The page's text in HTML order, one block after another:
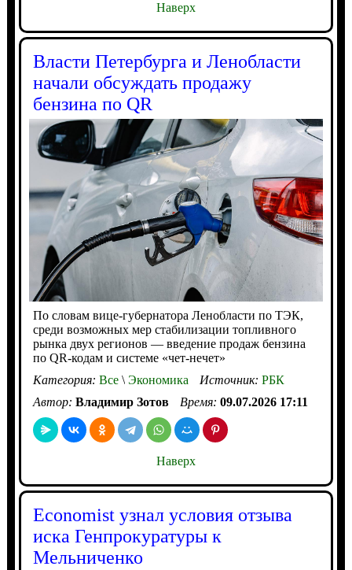
Наверх
Власти Петербурга и Ленобласти
начали обсуждать продажу
бензина по QR
По словам вице-губернатора Ленобласти по ТЭК,
среди возможных мер стабилизации топливного
рынка двух регионов — введение продаж бензина
по QR-кодам и системе «чет-нечет»
Категория: Все\Экономика Источник: РБК
Автор: Владимир Зотов Время: 09.07.2026 17:11
Наверх
Economist узнал условия отзыва
иска Генпрокуратуры к
Мельниченко